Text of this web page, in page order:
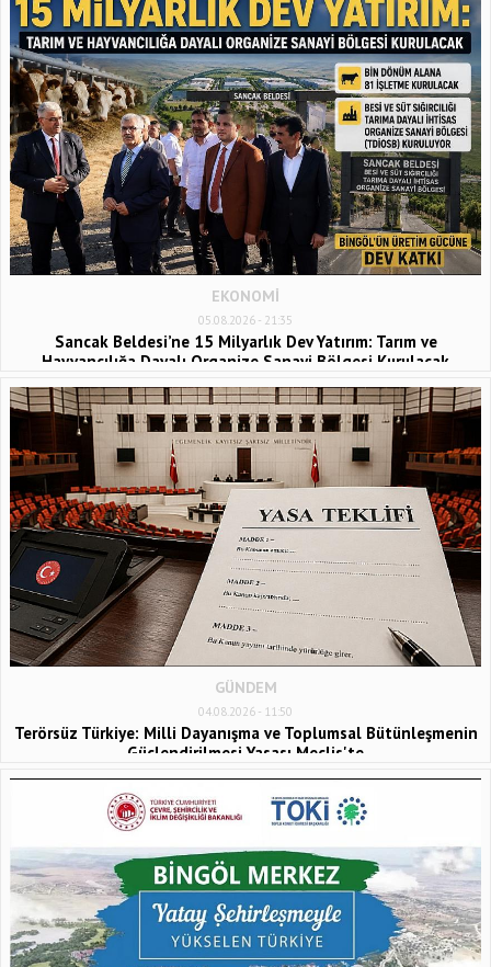
EKONOMİ
05.08.2026 - 21:35
Sancak Beldesi’ne 15 Milyarlık Dev Yatırım: Tarım ve
Hayvancılığa Dayalı Organize Sanayi Bölgesi Kurulacak
GÜNDEM
04.08.2026 - 11:50
Terörsüz Türkiye: Milli Dayanışma ve Toplumsal Bütünleşmenin
Güçlendirilmesi Yasası Meclis'te